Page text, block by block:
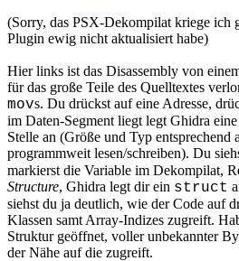
(Sorry, das PSX-Dekompilat kriege ich
Plugin ewig nicht aktualisiert habe)
Hier links ist das Disassembly von
für das große Teile des Quelltextes
movs. Du drückst auf eine Adresse,
im Daten-Segment liegt legt Ghidra
Stelle an (Größe und Typ entsprechend
programmweit lesen/schreiben). Du
markierst die Variable im Dekompilat,
Structure, Ghidra legt dir ein struct
siehst du ja deutlich, wie der Code auf
Klassen samt Array-Indizes zugreift.
Struktur geöffnet, voller unbekannter
der Nähe auf die zugreift.